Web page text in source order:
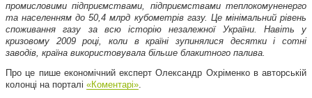
промисловими підприємствами, підприємствами теплокомуненерго
та населенням до 50,4 млрд кубометрів газу. Це мінімальний рівень
споживання газу за всю історію незалежної України. Навіть у
кризовому 2009 році, коли в країні зупинялися десятки і сотні
заводів, країна використовувала більше блакитного палива.
Про це пише економічний експерт Олександр Охріменко в авторській
колонці на порталі «Коментарі»